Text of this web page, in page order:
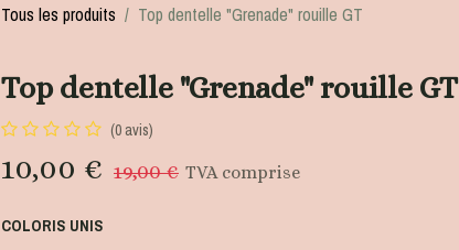
Tous les produits Top dentelle "Grenade" rouille GT
Top dentelle "Grenade" rouille GT
(0 avis)
10,00 € 19,00€ TVA comprise
COLORIS UNIS